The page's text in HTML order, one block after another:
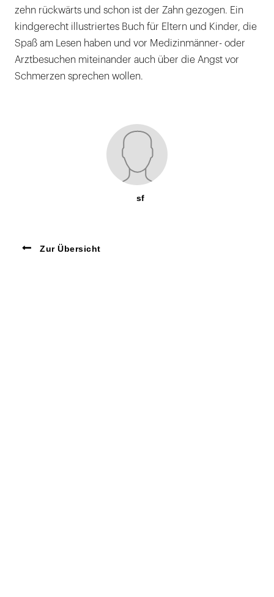
zehn rückwärts und schon ist der Zahn gezogen. Ein
kindgerecht illustriertes Buch für Eltern und Kinder, die
Spaß am Lesen haben und vor Medizinmänner- oder
Arztbesuchen miteinander auch über die Angst vor
Schmerzen sprechen wollen.
sf
Zur Übersicht